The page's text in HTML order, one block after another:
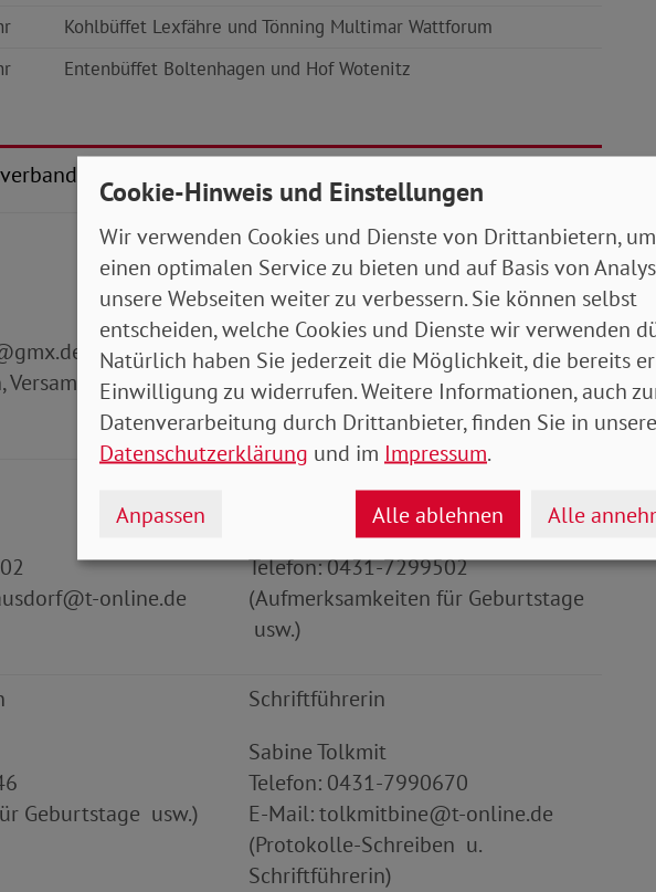
Kohlbüffet Lexfähre und Tönning Multimar Wattforum
Entenbüffet Boltenhagen und Hof Wotenitz
setzt sich aktuell wie folgt zusammen:
Versammlung u.
Schatzmeisterin
Renate Schirrmacher
Telefon: 0431-7993056
E-Mail: r.h.schirrmacher@arcor.de
online.de
Frauensprecherin
Vera Brückom
Telefon: 0431-7299502
(Aufmerksamkeiten für Geburtstage
usw.)
Geburtstage usw.)
Schriftführerin
Sabine Tolkmit
Telefon: 0431-7990670
E-Mail: tolkmitbine@t-online.de
(Protokolle-Schreiben u.
Schriftführerin)
Cookie-Hinweis und Einstellungen
Wir verwenden Cookies und Dienste von Drittanbietern,
einen optimalen Service zu bieten und auf Basis von
unsere Webseiten weiter zu verbessern. Sie können selbst
entscheiden, welche Cookies und Dienste wir verwenden
Natürlich haben Sie jederzeit die Möglichkeit, die bereits
Einwilligung zu widerrufen. Weitere Informationen, auch
Datenverarbeitung durch Drittanbieter, finden Sie in
Datenschutzerklärung und im Impressum.
Anpassen Alle ablehnen Alle